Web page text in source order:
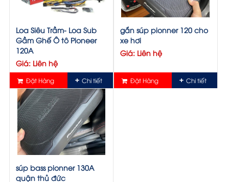
Loa Siêu Trầm- Loa Sub
Gầm Ghế Ô tô Pioneer
120A
Giá: Liên hệ
Đặt Hàng Chi tiết
gắn súp pionner 120 cho
xe hơi
Giá: Liên hệ
Đặt Hàng Chi tiết
súp bass pionner 130A
quận thủ đức